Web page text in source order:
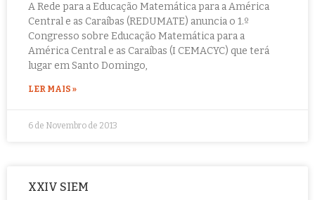
A Rede para a Educação Matemática para a América
Central e as Caraíbas (REDUMATE) anuncia o 1.º
Congresso sobre Educação Matemática para a
América Central e as Caraíbas (I CEMACYC) que terá
lugar em Santo Domingo,
LER MAIS »
6 de Novembro de 2013
XXIV SIEM